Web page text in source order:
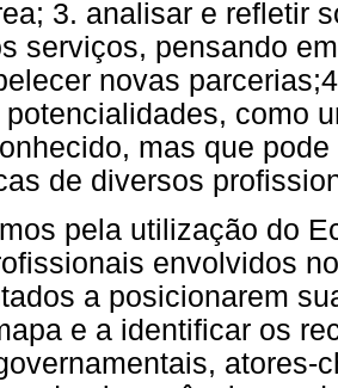
3. analisar e refletir
serviços, pensando
novas
potencialidades, como
mas que
de diversos
pela utilização do
envolvidos
a posicionarem
e a identificar os
atores-